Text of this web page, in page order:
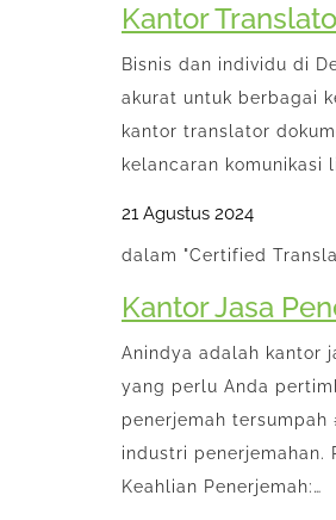
Kantor
Bisnis dan individu di
akurat untuk berbagai
kantor translator
kelancaran komunikasi
21 Agustus 2024
dalam "Certified
Kantor Jasa
Anindya adalah kantor
yang perlu Anda
penerjemah
industri penerjemahan.
Keahlian Penerjemah:…